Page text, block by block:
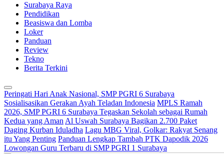
Surabaya Raya
Pendidikan
Beasiswa dan Lomba
Loker
Panduan
Review
Tekno
Berita Terkini
Peringati Hari Anak Nasional, SMP PGRI 6 Surabaya
Sosialisasikan Gerakan Ayah Teladan Indonesia MPLS Ramah
2026, SMP PGRI 6 Surabaya Tegaskan Sekolah sebagai Rumah
Kedua yang Aman Al Uswah Surabaya Bagikan 2.700 Paket
Daging Kurban Iduladha Lagu MBG Viral, Golkar: Rakyat Senang
itu Yang Penting Panduan Lengkap Tambah PTK Dapodik 2026
Lowongan Guru Terbaru di SMP PGRI 1 Surabaya